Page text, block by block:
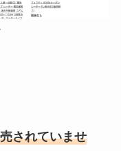
されていませ